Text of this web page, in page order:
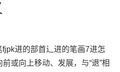
进的部首辶进的笔画7进怎
或向上移动、发展，与“退”相